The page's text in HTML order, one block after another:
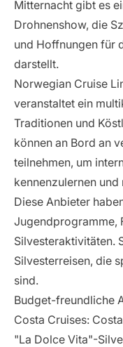
Mitternacht gibt es
Drohnenshow, die
und Hoffnungen für
darstellt.
Norwegian Cruise
veranstaltet ein
Traditionen und
können an Bord an
teilnehmen, um
kennenzulernen
Diese Anbieter
Jugendprogramme,
Silvesteraktivitäten.
Silvesterreisen, die
sind.
Budget-freundliche
Costa Cruises:
"La Dolce Vita"-